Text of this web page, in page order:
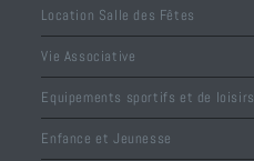
Location Salle des Fêtes
Vie Associative
Equipements sportifs et de loisirs
Enfance et Jeunesse